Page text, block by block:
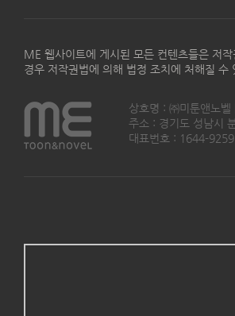
ME 웹사이트에 게시된 모든 컨텐츠들은 저
경우 저작권법에 의해 법정 조치에 처해질 수
상호명 : ㈜미툰앤노
주소 : 경기도 성남시
대표번호 : 1644-